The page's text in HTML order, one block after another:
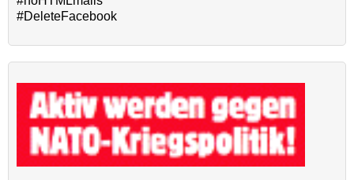
#DeleteFacebook